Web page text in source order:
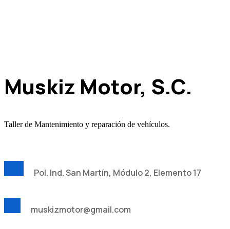
Muskiz Motor, S.C.
Taller de Mantenimiento y reparación de vehículos.
Pol. Ind. San Martín, Módulo 2, Elemento 17
muskizmotor@gmail.com